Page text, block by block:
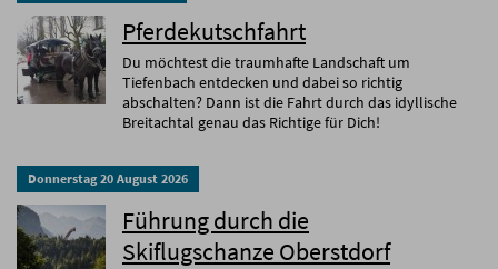
Pferdekutschfahrt
Du möchtest die traumhafte Landschaft um
Tiefenbach entdecken und dabei so richtig
abschalten? Dann ist die Fahrt durch das idyllische
Breitachtal genau das Richtige für Dich!
Donnerstag 20 August 2026
Führung durch die
Skiflugschanze Oberstdorf